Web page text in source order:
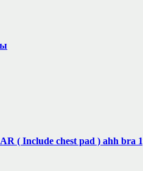
( Include chest pad ) ahh bra